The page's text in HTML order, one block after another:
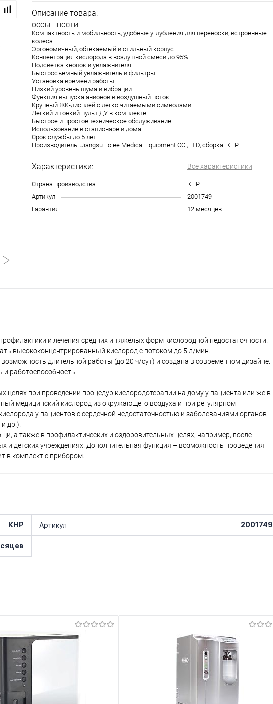
Описание товара:
ОСОБЕННОСТИ:
Компактность и мобильность, удобные углубления для переноски, встроенные
колеса
Эргономичный, обтекаемый и стильный корпус
Концентрация кислорода в воздушной смеси до 95%
Подсветка кнопок и увлажнителя
Быстросъемный увлажнитель и фильтры
Установка времени работы
Низкий уровень шума и вибрации
Функция выпуска анионов в воздушный поток
Крупный ЖК-дисплей с легко читаемыми символами
Легкий и тонкий пульт ДУ в комплекте
Быстрое и простое техническое обслуживание
Использование в стационаре и дома
Срок службы до 5 лет
Производитель: Jiangsu Folee Medical Equipment CO., LTD, сборка: КНР
Характеристики: Все характеристики
Страна производства
КНР
Артикул
2001749
Гарантия
12 месяцев
и лечения средних и тяжёлых форм кислородной недостаточности.
высококонцентрированный кислород с потоком до 5 л/мин.
длительной работы (до 20 ч/сут) и создана в современном дизайне.
и работоспособность.
целях при проведении процедур кислородотерапии на дому у пациента или же в
медицинский кислород из окружающего воздуха и при регулярном
у пациентов с сердечной недостаточностью и заболеваниями органов
др.).
а также в профилактических и оздоровительных целях, например, после
и детских учреждениях. Дополнительная функция – возможность проведения
в комплект с прибором.
КНР Артикул 2001749